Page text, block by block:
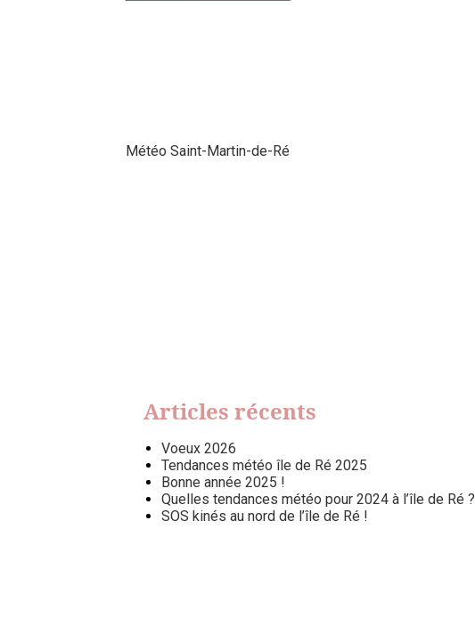
Météo Saint-Martin-de-Ré
Articles récents
Voeux 2026
Tendances météo île de Ré 2025
Bonne année 2025 !
Quelles tendances météo pour 2024 à l’île de Ré ?
SOS kinés au nord de l’île de Ré !